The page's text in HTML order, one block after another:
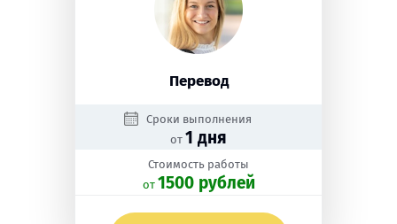
Перевод
Сроки выполнения
от 1 дня
Стоимость работы
oт 1500 рублей